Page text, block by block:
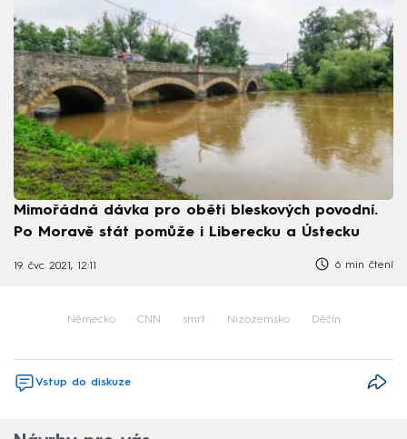
Mimořádná dávka pro oběti bleskových povodní.
Po Moravě stát pomůže i Liberecku a Ústecku
19. čvc 2021, 12:11 6 min čtení
Německo CNN smrt Nizozemsko Děčín
Vstup do diskuze